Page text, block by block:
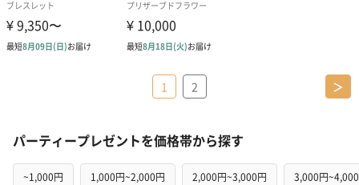
1 2 ＞
パーティープレゼントを価格帯から探す
~1,000円 1,000円~2,000円 2,000円~3,000円 3,000円